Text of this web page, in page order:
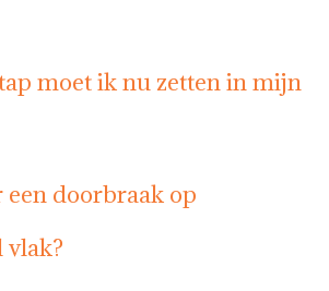
moet ik nu zetten in mijn
een doorbraak op
vlak?